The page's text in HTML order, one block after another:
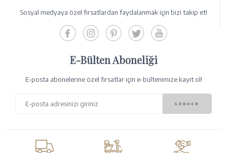
Sosyal medyaya özel fırsatlardan faydalanmak için bizi takip et!
E-Bülten Aboneliği
E-posta abonelerine özel fırsatlar için e-bültenimize kayıt ol!